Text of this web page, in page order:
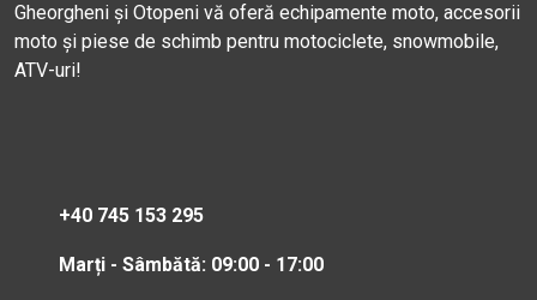
Gheorgheni și Otopeni vă oferă echipamente moto, accesorii
moto și piese de schimb pentru motociclete, snowmobile,
ATV-uri!
+40 745 153 295
Marți - Sâmbătă: 09:00 - 17:00